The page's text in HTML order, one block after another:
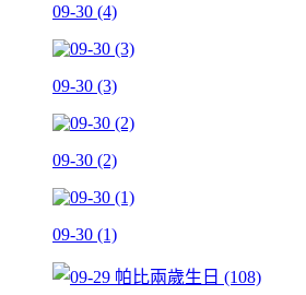
09-30 (4)
09-30 (3)
09-30 (2)
09-30 (1)